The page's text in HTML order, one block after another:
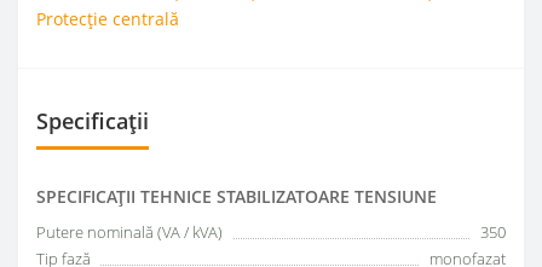
Protecție centrală
Specificații
SPECIFICAŢII TEHNICE STABILIZATOARE TENSIUNE
Putere nominală (VA / kVA)
350
Tip fază
monofazat